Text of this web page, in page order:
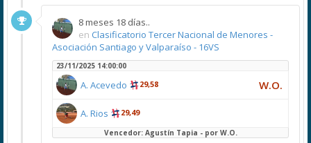
8 meses 18 días..
en Clasificatorio Tercer Nacional de Menores -
Asociación Santiago y Valparaíso - 16VS
23/11/2025 14:00:00
A. Acevedo 29,58 W.O.
A. Rios 29,49
Vencedor: Agustín Tapia - por W.O.